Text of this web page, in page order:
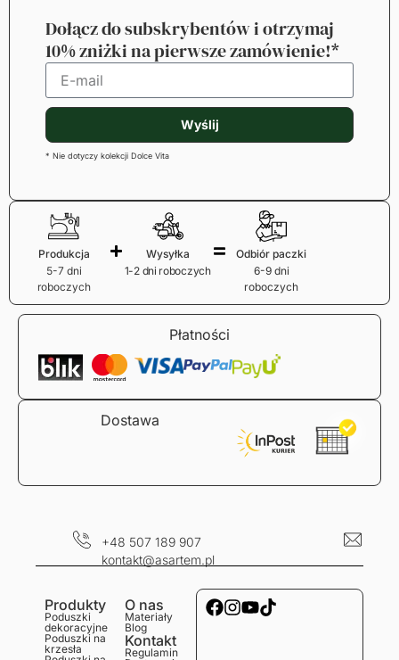
Dołącz do subskrybentów i otrzymaj
10% zniżki na pierwsze zamówienie!*
Wyślij
* Nie dotyczy kolekcji Dolce Vita
Produkcja
5-7 dni
roboczych
Wysyłka
1-2 dni roboczych
Odbiór paczki
6-9 dni
roboczych
Płatności
Dostawa
+48 507 189 907
kontakt@asartem.pl
Produkty
Poduszki
dekoracyjne
Poduszki na
krzesła
O nas
Materiały
Blog
Kontakt
Regulamin